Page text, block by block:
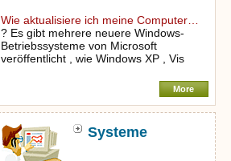
Wie aktualisiere ich meine Computer…
? Es gibt mehrere neuere Windows-
Betriebssysteme von Microsoft
veröffentlicht , wie Windows XP , Vis
More
Systeme